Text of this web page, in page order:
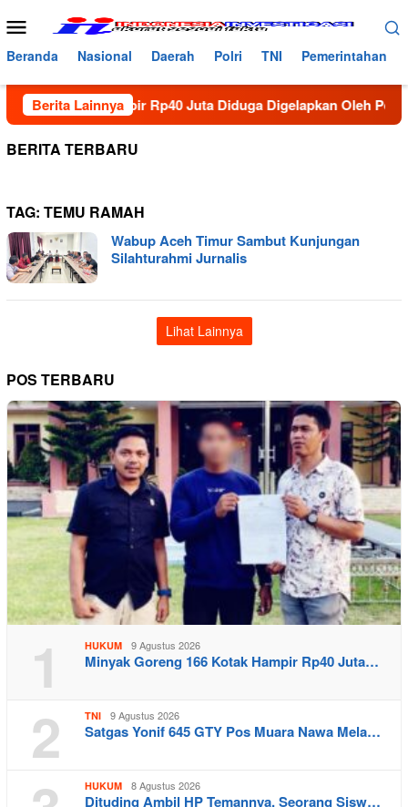
ke
konten
Menu
Mobile
Beranda Nasional Daerah Polri TNI Pemerintahan
Berita Lainnya
Kotak Hampir Rp40 Juta Diduga Digelapkan Oleh
BERITA TERBARU
TAG: TEMU RAMAH
Wabup Aceh Timur Sambut Kunjungan
Silahturahmi Jurnalis
Lihat Lainnya
POS TERBARU
1 HUKUM 9 Agustus 2026
Minyak Goreng 166 Kotak Hampir Rp40 Juta…
2 TNI 9 Agustus 2026
Satgas Yonif 645 GTY Pos Muara Nawa Mela…
HUKUM 8 Agustus 2026
Dituding Ambil HP Temannya, Seorang Sisw…